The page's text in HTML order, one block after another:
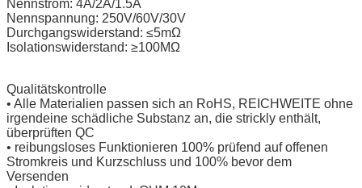
Nennstrom: 4A/2A/1.5A
Nennspannung: 250V/60V/30V
Durchgangswiderstand: ≤5mΩ
Isolationswiderstand: ≥100MΩ
Qualitätskontrolle
• Alle Materialien passen sich an RoHS, REICHWEITE ohne
irgendeine schädliche Substanz an, die strickly enthält,
überprüften QC
• reibungsloses Funktionieren 100% prüfend auf offenen
Stromkreis und Kurzschluss und 100% bevor dem
Versenden